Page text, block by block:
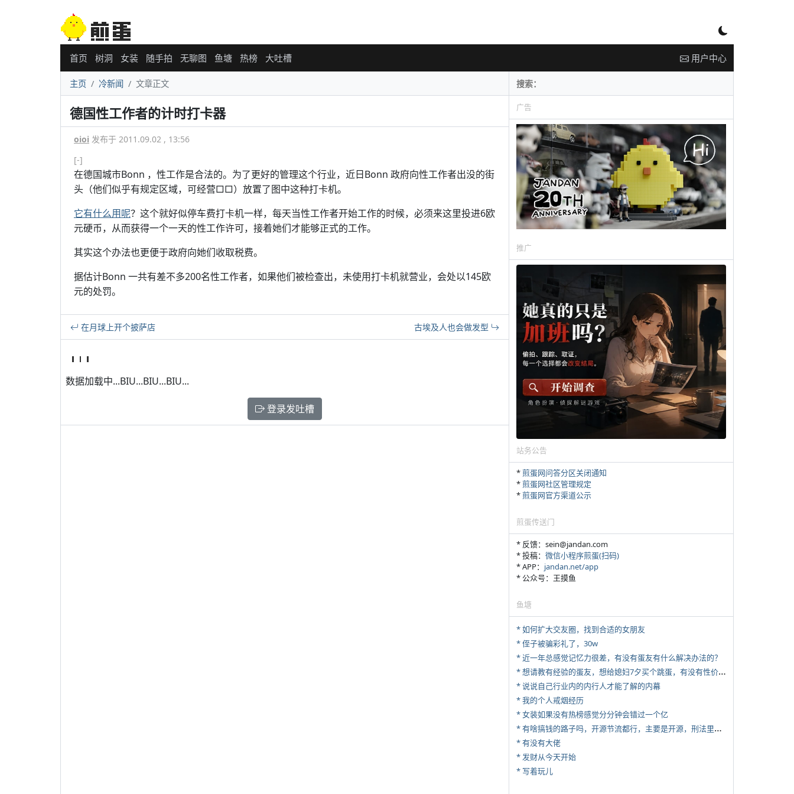
首页 树洞 女装 随手拍 无聊图 鱼塘 热榜 大吐槽 用户中心
主页 冷新闻 文章正文
德国性工作者的计时打卡器
oioi 发布于 2011.09.02 , 13:56
[-]
在德国城市Bonn ，性工作是合法的。为了更好的管理这个行业，近日Bonn 政府向性工作者出没的街
头（他们似乎有规定区域，可经营□□）放置了图中这种打卡机。
它有什么用呢？这个就好似停车费打卡机一样，每天当性工作者开始工作的时候，必须来这里投进6欧
元硬币，从而获得一个一天的性工作许可，接着她们才能够正式的工作。
其实这个办法也更便于政府向她们收取税费。
据估计Bonn 一共有差不多200名性工作者，如果他们被检查出，未使用打卡机就营业，会处以145欧
元的处罚。
在月球上开个披萨店 古埃及人也会做发型
数据加载中...BIU...BIU...BIU...
登录发吐槽
广告
推广
站务公告
*煎蛋网问答分区关闭通知
*煎蛋网社区管理规定
*煎蛋网官方渠道公示
煎蛋传送门
* 反馈：sein@jandan.com
* 投稿： 微信小程序煎蛋(扫码)
* APP： jandan.net/app
* 公众号：王摸鱼
鱼塘
* 如何扩大交友圈，找到合适的女朋友
* 侄子被骗彩礼了，30w
* 近一年总感觉记忆力很差，有没有蛋友有什么解决办法的？
*
想请教有经验的蛋友，想给媳妇7夕买个跳蛋，有没有性价比高的推荐
* 说说自己行业内的内行人才能了解的内幕
* 我的个人戒烟经历
* 女装如果没有热榜感觉分分钟会错过一个亿
*
有啥搞钱的路子吗，开源节流都行，主要是开源，刑法里的咱不做
* 有没有大佬
* 发财从今天开始
* 写着玩儿